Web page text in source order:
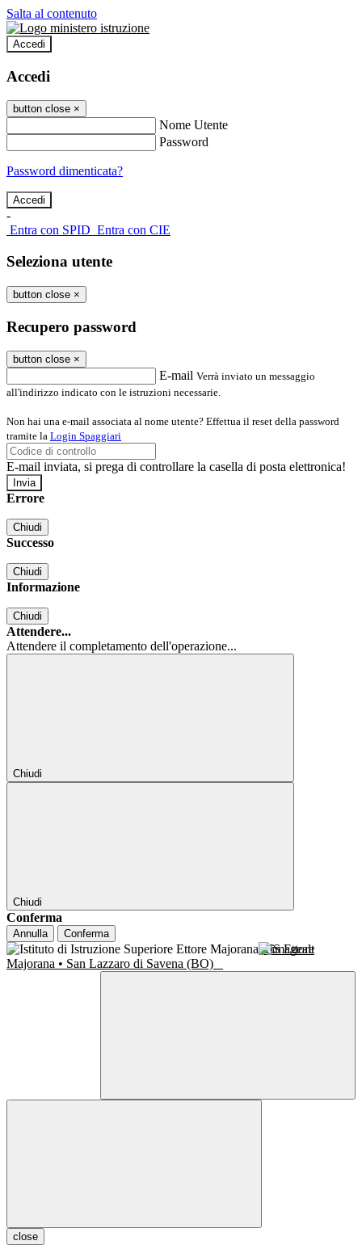
Salta al contenuto
Accedi
Accedi
button close ×
Nome Utente
Password
Password dimenticata?
-
Entra con SPID Entra con CIE
Seleziona utente
button close ×
Recupero password
button close ×
E-mail Verrà inviato un messaggio
all'indirizzo indicato con le istruzioni necessarie.
Non hai una e-mail associata al nome utente? Effettua il reset della password
tramite la Login Spaggiari
E-mail inviata, si prega di controllare la casella di posta elettronica!
Errore
Chiudi
Successo
Chiudi
Informazione
Chiudi
Attendere...
Attendere il completamento dell'operazione...
Chiudi
Chiudi
Conferma
Annulla Conferma
IIS Ettore
Majorana • San Lazzaro di Savena (BO)
close